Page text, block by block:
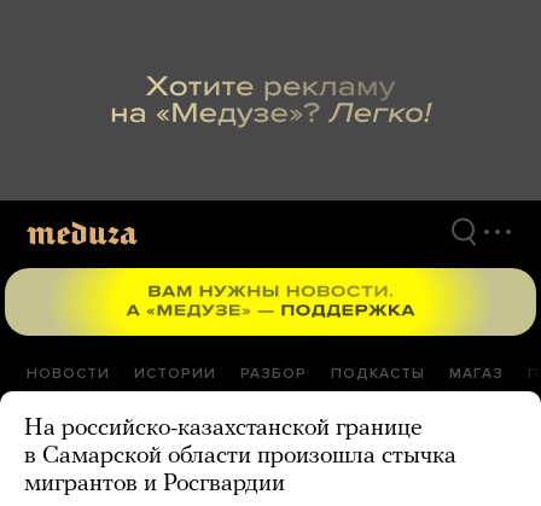
НОВОСТИ ИСТОРИИ РАЗБОР ПОДКАСТЫ МАГАЗ
На российско-казахстанской границе
в Самарской области произошла стычка
мигрантов и Росгвардии